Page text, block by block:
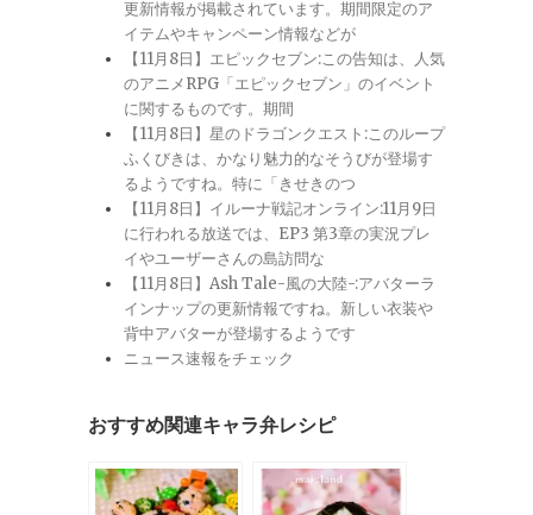
更新情報が掲載されています。期間限定のア
イテムやキャンペーン情報などが
【11月8日】エピックセブン:この告知は、人気
のアニメRPG「エピックセブン」のイベント
に関するものです。期間
【11月8日】星のドラゴンクエスト:このループ
ふくびきは、かなり魅力的なそうびが登場す
るようですね。特に「きせきのつ
【11月8日】イルーナ戦記オンライン:11月9日
に行われる放送では、EP3 第3章の実況プレ
イやユーザーさんの島訪問な
【11月8日】Ash Tale-風の大陸-:アバターラ
インナップの更新情報ですね。新しい衣装や
背中アバターが登場するようです
ニュース速報をチェック
おすすめ関連キャラ弁レシピ